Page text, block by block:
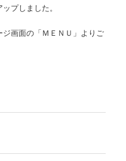
プしました。
画面の「ＭＥＮＵ」よりご